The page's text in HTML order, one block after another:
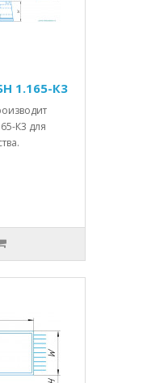
1.165-К3
К3 для